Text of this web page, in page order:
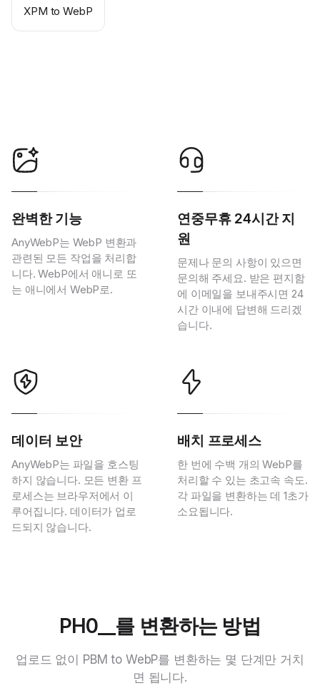
XPM to WebP
완벽한 기능
AnyWebP는 WebP 변환과
관련된 모든 작업을 처리합
니다. WebP에서 애니로 또
는 애니에서 WebP로.
연중무휴 24시간 지
원
문제나 문의 사항이 있으면
문의해 주세요. 받은 편지함
에 이메일을 보내주시면 24
시간 이내에 답변해 드리겠
습니다.
데이터 보안
AnyWebP는 파일을 호스팅
하지 않습니다. 모든 변환 프
로세스는 브라우저에서 이
루어집니다. 데이터가 업로
드되지 않습니다.
배치 프로세스
한 번에 수백 개의 WebP를
처리할 수 있는 초고속 속도.
각 파일을 변환하는 데 1초가
소요됩니다.
PH0__를 변환하는 방법
업로드 없이 PBM to WebP를 변환하는 몇 단계만 거치
면 됩니다.